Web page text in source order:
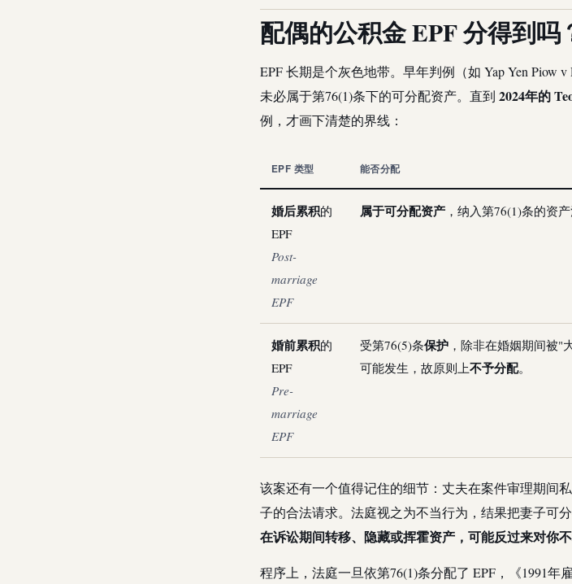
配偶的公积金 EPF 分得到吗
EPF 长期是个灰色地带。早年判例（如 Yap Yen Piow v
未必属于第76(1)条下的可分配资产。直到 2024年的
例，才画下清楚的界线：
EPF 类型 能否分配
婚后累积的
EPF
Post-
marriage
EPF
属于可分配资产 ，纳入第76(1)条的资产
婚前累积的
EPF
Pre-
marriage
EPF
受第76(5)条保护 ，除非在婚姻期间被
可能发生，故原则上不予分配。
该案还有一个值得记住的细节：丈夫在案件审理期间
子的合法请求。法庭视之为不当行为，结果把妻子可
在诉讼期间转移、隐藏或挥霍资产，可能反过来对你不
程序上，法庭一旦依第76(1)条分配了 EPF，《1991年